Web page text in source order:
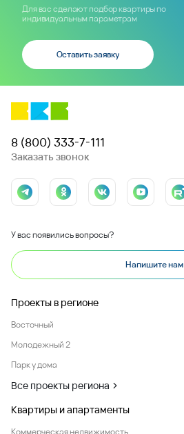
Для вас сделают подбор квартиры по
индивидуальным параметрам
Оставить заявку
8 (800) 333-7-111
Заказать звонок
У вас появились вопросы?
Напишите нам
Проекты в регионе
Восточный
Молодежный 2
Парк у дома
Все проекты региона
Квартиры и апартаменты
Коммерческая недвижимость